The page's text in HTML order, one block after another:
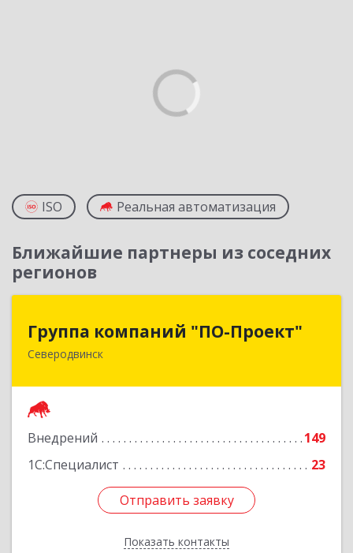
ISO Реальная автоматизация
Ближайшие партнеры из соседних
регионов
Группа компаний "ПО-Проект"
Северодвинск
Внедрений
149
1С:Специалист
23
Отправить заявку
Показать контакты
Группа компаний "ПО-Проект"
164500, Архангельская обл, Северодвинск г,
Отправить заявку
Назад